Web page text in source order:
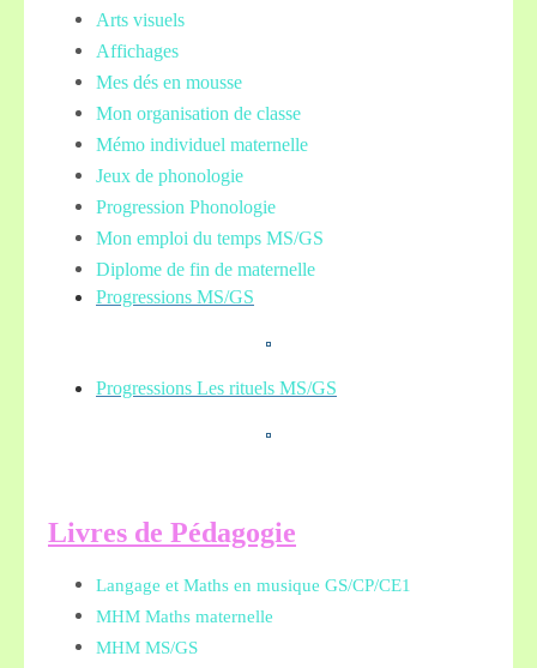
Arts visuels
Affichages
Mes dés en mousse
Mon organisation de classe
Mémo individuel maternelle
Jeux de phonologie
Progression Phonologie
Mon emploi du temps MS/GS
Diplome de fin de maternelle
Progressions MS/GS
Progressions Les rituels MS/GS
Livres de Pédagogie
Langage et Maths en musique GS/CP/CE1
MHM Maths maternelle
MHM MS/GS